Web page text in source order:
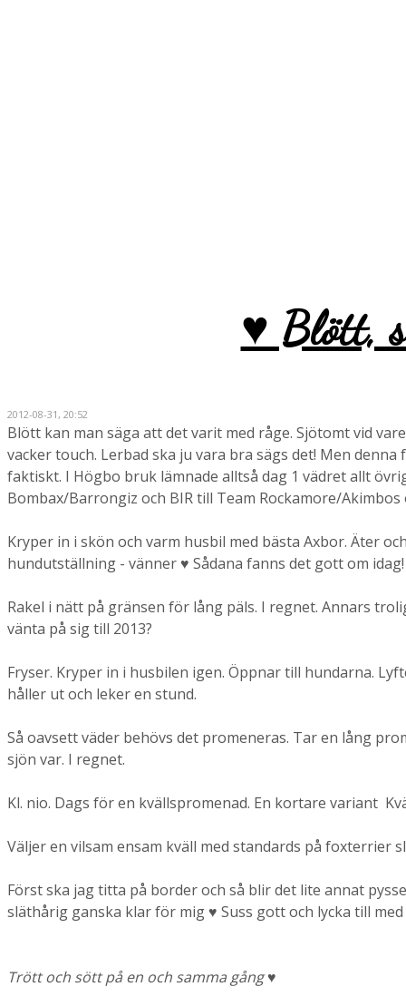
♥ Blött,
2012-08-31, 20:52
Blött kan man säga att det varit med råge. Sjötomt vid
vacker touch. Lerbad ska ju vara bra sägs det! Men
faktiskt. I Högbo bruk lämnade alltså dag 1 vädret allt
Bombax/Barrongiz och BIR till Team Rockamore/
Kryper in i skön och varm husbil med bästa Axbor. Äter
hundutställning - vänner ♥ Sådana fanns det gott om
Rakel i nätt på gränsen för lång päls. I regnet. Annars
vänta på sig till 2013?
Fryser. Kryper in i husbilen igen. Öppnar till hundarna.
håller ut och leker en stund.
Så oavsett väder behövs det promeneras. Tar en lång
sjön var. I regnet.
Kl. nio. Dags för en kvällspromenad. En kortare variant
Väljer en vilsam ensam kväll med standards på foxterrier
Först ska jag titta på border och så blir det lite annat
släthårig ganska klar för mig ♥ Suss gott och lycka till
Trött och sött på en och samma gång ♥